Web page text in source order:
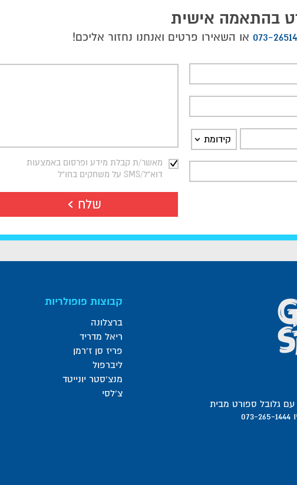
בהתאמה אישית
073- או השאירו פרטים ואנחנו נחזור אליכם!
קידומת
מאשר/ת קבלת מידע ופרסום באמצעות
דוא"ל/SMS על משחקים בחו"ל
שלח
גלובל ספורט מבית
קבוצות פופולריות
ברצלונה
ריאל מדריד
פריז סן ז'רמן
ליברפול
מנצ'סטר יונייטד
צ'לסי